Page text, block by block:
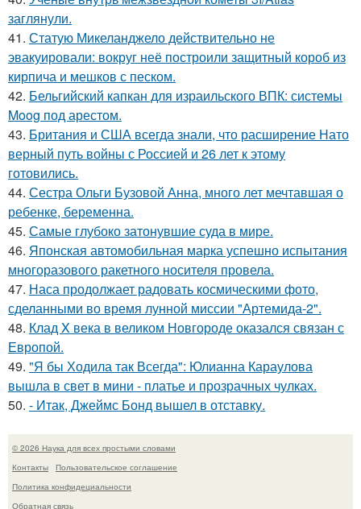
заглянули.
41. Статую Микеланджело действительно не
эвакуировали: вокруг неё построили защитный короб из
кирпича и мешков с песком.
42. Бельгийский капкан для израильского ВПК: системы
Moog под арестом.
43. Британия и США всегда знали, что расширение Нато
верный путь войны с Россией и 26 лет к этому
готовились.
44. Сестра Ольги Бузовой Анна, много лет мечтавшая о
ребенке, беременна.
45. Самые глубоко затонувшие суда в мире.
46. Японская автомобильная марка успешно испытания
многоразового ракетного носителя провела.
47. Наса продолжает радовать космическими фото,
сделанными во время лунной миссии "Артемида-2".
48. Клад X века в великом Новгороде оказался связан с
Европой.
49. "Я бы Ходила так Всегда": Юлианна Караулова
вышла в свет в мини - платье и прозрачных чулках.
50. - Итак, Джеймс Бонд вышел в отставку.
© 2026 Наука для всех простыми словами
Контакты
Пользовательское соглашение
Политика конфидециальности
Обратная связь